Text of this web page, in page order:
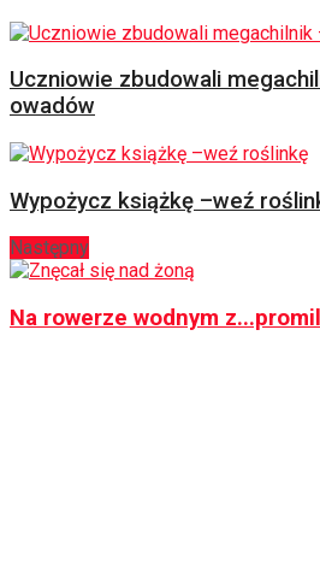
Uczniowie zbudowali
owadów
Wypożycz książkę –weź
Następny
Na rowerze wodnym